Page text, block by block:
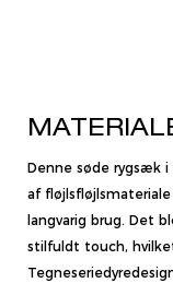
Denne søde rygsæk
af
langvarig brug. Det
stilfuldt touch,